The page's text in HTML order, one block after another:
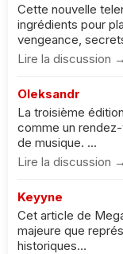
Cette nouvelle
ingrédients pour
vengeance,
Lire la discussion →
Oleksandr
La troisième
comme un
de musique. ...
Lire la discussion →
Keyyne
Cet article de
majeure que
historiques...